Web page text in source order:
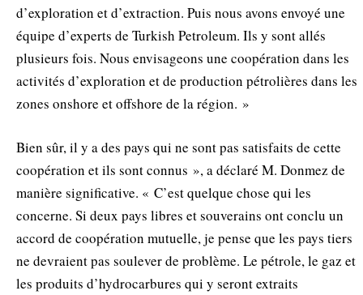
d’exploration et d’extraction. Puis nous avons envoyé une
équipe d’experts de Turkish Petroleum. Ils y sont allés
plusieurs fois. Nous envisageons une coopération dans les
activités d’exploration et de production pétrolières dans les
zones onshore et offshore de la région. »
Bien sûr, il y a des pays qui ne sont pas satisfaits de cette
coopération et ils sont connus », a déclaré M. Donmez de
manière significative. « C’est quelque chose qui les
concerne. Si deux pays libres et souverains ont conclu un
accord de coopération mutuelle, je pense que les pays tiers
ne devraient pas soulever de problème. Le pétrole, le gaz et
les produits d’hydrocarbures qui y seront extraits